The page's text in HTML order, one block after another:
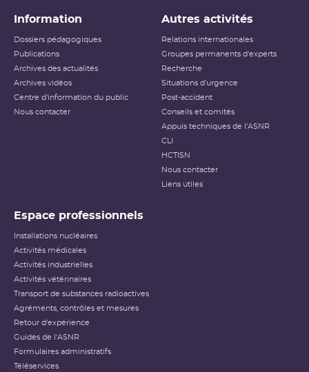
Information
Dossiers pédagogiques
Publications
Archives des actualités
Archives vidéos
Centre d'information du public
Nous contacter
Autres activités
Relations internationales
Groupes permanents d'experts
Recherche
Situations d'urgence
Post-accident
Conseils et comités
Appuis techniques de l'ASNR
CLI
HCTISN
Nous contacter
Liens utiles
Espace professionnels
Installations nucléaires
Activités médicales
Activités industrielles
Activités vétérinaires
Transport de substances radioactives
Agréments, contrôles et mesures
Retour d'expérience
Guides de l'ASNR
Formulaires administratifs
Téléservices